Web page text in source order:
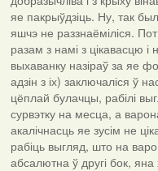
яе пакрыўдзіць. Ну, так
яшчэ не раззнаёміліся.
разам з намі з цікавасцю
выхаванку назіраў за яе
адзін з іх) заключаліся ў
цёплай булачцы, рабілі
сурвэтку на месца, а
акалічнасць яе зусім не
рабіць выгляд, што на
абсалютна ў другі бок,